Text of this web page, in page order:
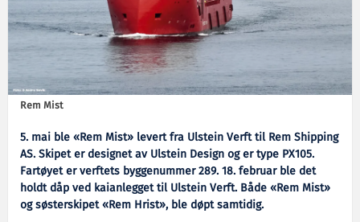
Rem Mist
5. mai ble «Rem Mist» levert fra Ulstein Verft til Rem Shipping
AS. Skipet er designet av Ulstein Design og er type PX105.
Fartøyet er verftets byggenummer 289. 18. februar ble det
holdt dåp ved kaianlegget til Ulstein Verft. Både «Rem Mist»
og søsterskipet «Rem Hrist», ble døpt samtidig.